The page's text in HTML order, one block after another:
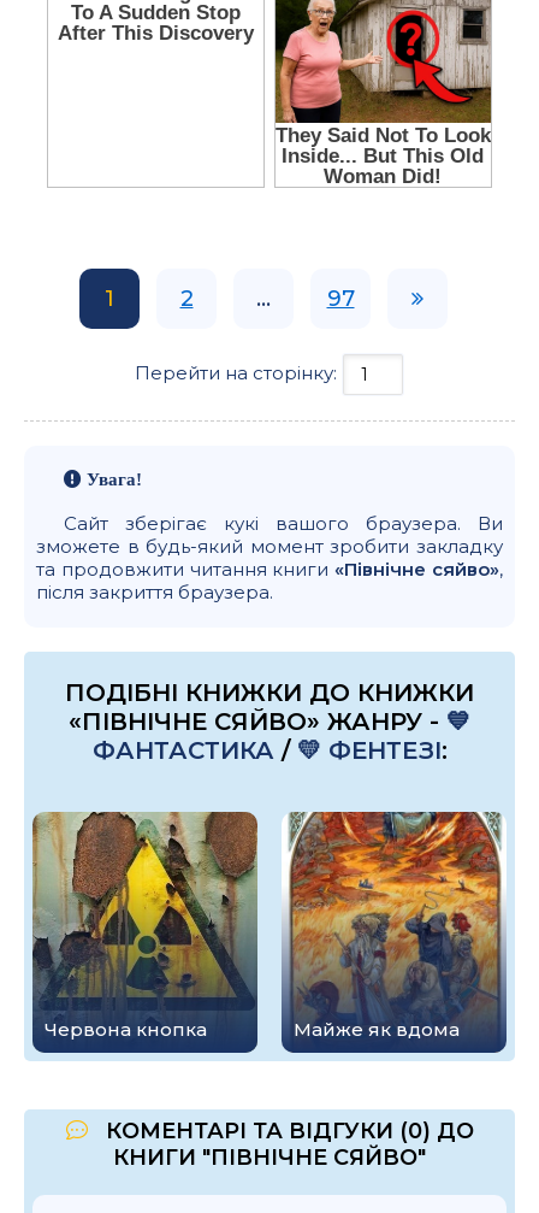
1 2 ... 97
Перейти на сторінку:
Увага!
Сайт зберігає кукі вашого браузера. Ви
зможете в будь-який момент зробити закладку
та продовжити читання книги «Північне сяйво»,
після закриття браузера.
ПОДІБНІ КНИЖКИ ДО КНИЖКИ
«ПІВНІЧНЕ СЯЙВО» ЖАНРУ - 💙
ФАНТАСТИКА / 💛 ФЕНТЕЗІ:
Червона кнопка Майже як вдома
КОМЕНТАРІ ТА ВІДГУКИ (0) ДО
КНИГИ "ПІВНІЧНЕ СЯЙВО"